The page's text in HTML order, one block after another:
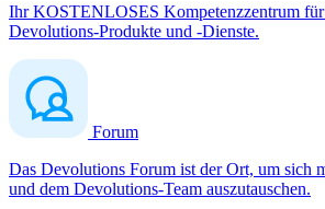
Ihr KOSTENLOSES Kompetenzzentrum
Devolutions-Produkte und -Dienste.
Forum
Das Devolutions Forum ist der Ort, um sich
und dem Devolutions-Team auszutauschen.